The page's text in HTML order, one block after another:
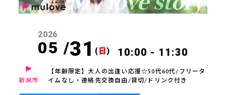
2026
05 /31 ( 日) 10:00 - 11:30
新潟市
【年齢限定】大人の出逢い応援☆50代60代/フリータ
イムなし・連絡先交換自由/貸切/ドリンク付き